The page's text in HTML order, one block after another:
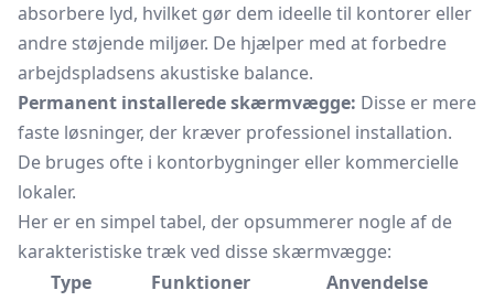
absorbere lyd, hvilket gør dem ideelle til kontorer eller
andre støjende miljøer. De hjælper med at forbedre
arbejdspladsens akustiske balance.
Permanent installerede skærmvægge: Disse er mere
faste løsninger, der kræver professionel installation.
De bruges ofte i kontorbygninger eller kommercielle
lokaler.
Her er en simpel tabel, der opsummerer nogle af de
karakteristiske træk ved disse skærmvægge:
Type
Funktioner
Anvendelse